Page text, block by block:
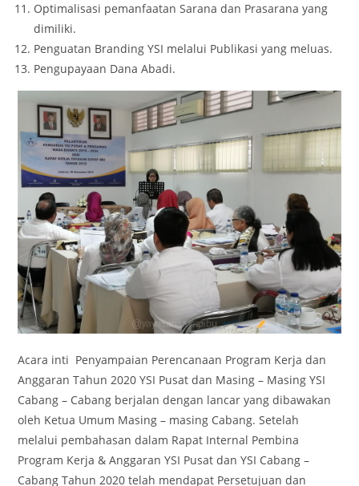
Optimalisasi pemanfaatan Sarana dan Prasarana yang
dimiliki.
Penguatan Branding YSI melalui Publikasi yang meluas.
Pengupayaan Dana Abadi.
Acara inti Penyampaian Perencanaan Program Kerja dan
Anggaran Tahun 2020 YSI Pusat dan Masing – Masing YSI
Cabang – Cabang berjalan dengan lancar yang dibawakan
oleh Ketua Umum Masing – masing Cabang. Setelah
melalui pembahasan dalam Rapat Internal Pembina
Program Kerja & Anggaran YSI Pusat dan YSI Cabang –
Cabang Tahun 2020 telah mendapat Persetujuan dan